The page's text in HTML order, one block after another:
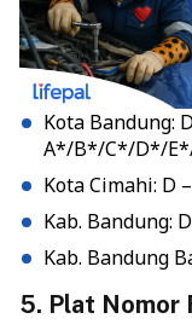
Kota Bandung:
A*/B*/C*/D*/
Kota Cimahi: D
Kab. Bandung:
Kab. Bandung
5. Plat Nomor